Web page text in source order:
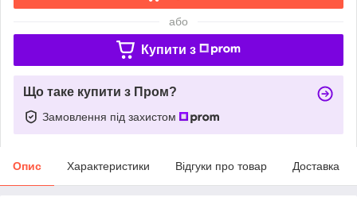
або
Купити з
Що таке купити з Пром?
Замовлення під захистом
Опис Характеристики Відгуки про товар Доставка